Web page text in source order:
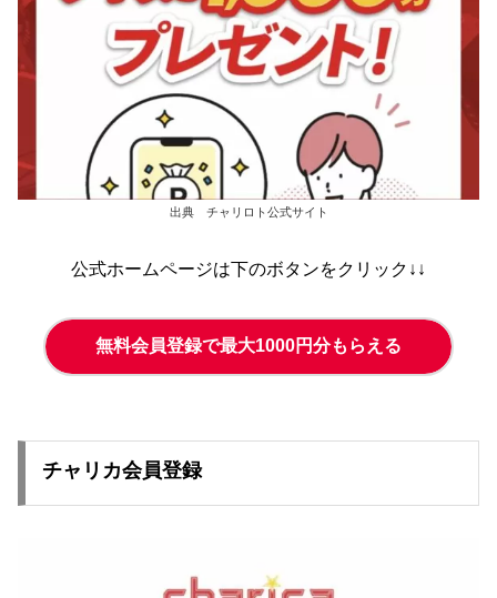
出典 チャリロト公式サイト
公式ホームページは下のボタンをクリック↓↓
無料会員登録で最大1000円分もらえる
チャリカ会員登録